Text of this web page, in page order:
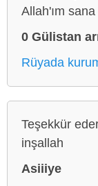
Allah'ım
0 Gülistan
Rüyada
Teşekkür
inşallah
Asiiiye